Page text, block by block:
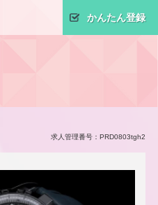
かんたん登録
求人管理番号：PRD0803tgh2